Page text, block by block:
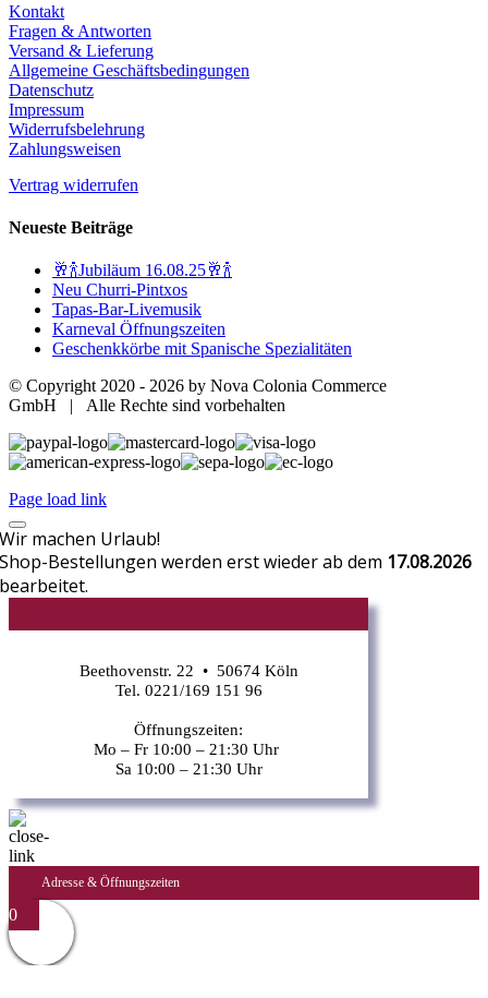
Kontakt
Fragen & Antworten
Versand & Lieferung
Allgemeine Geschäftsbedingungen
Datenschutz
Impressum
Widerrufsbelehrung
Zahlungsweisen
Vertrag widerrufen
Neueste Beiträge
🥂🍾Jubiläum 16.08.25🥂🍾
Neu Churri-Pintxos
Tapas-Bar-Livemusik
Karneval Öffnungszeiten
Geschenkkörbe mit Spanische Spezialitäten
© Copyright 2020 - 2026 by Nova Colonia Commerce
GmbH | Alle Rechte sind vorbehalten
Page load link
Wir machen Urlaub!
Shop-Bestellungen werden erst wieder ab dem 17.08.2026
bearbeitet.
Beethovenstr. 22 • 50674 Köln
Tel. 0221/169 151 96
Öffnungszeiten:
Mo – Fr 10:00 – 21:30 Uhr
Sa 10:00 – 21:30 Uhr
Adresse & Öffnungszeiten
0